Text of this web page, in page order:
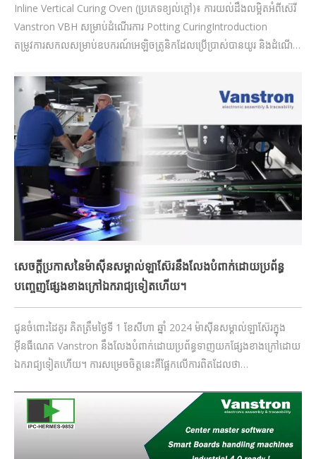
Inline Vertical Curing Oven (ប្រភេទខ្យល់ក្តៅ)៖ ការយល់ដឹងលម្អិតអំពីស៊េរី
Vanstron VBH សម្រាប់ដំណើរការ Potting CuringIntroduction
តម្រូវការសកលសម្រាប់ឧបករណ៍អេឡិចត្រូនិកដែលប្រើប្រាស់បានយូរ និងដំណើរ
ធាតុសំខាន់ៗផ្សេងទៀត
សេចក្តីប្រកាសនៃម៉ាស៊ីនសម្គាល់ឡាស៊ែរនឹងលែងបំពាក់ដោយប្រព័ន្ធ
បញ្ចេញផ្សែងខាងក្រៅឯករាជ្យទៀតហើយ។
ជូនចំពោះដៃគូរ គិតត្រឹមថ្ងៃទី 1 ខែសីហា ឆ្នាំ 2024 ម៉ាស៊ីនសម្គាល់ឡាស៊ែរក្នុង
អ៊ីនធឺណេត Vanstron នឹងលែងបំពាក់ដោយប្រព័ន្ធទាញយកផ្សែងខាងក្រៅដោយ
ឯករាជ្យទៀតហើយ។ ការសម្រេចចិត្តនេះគឺផ្អែកលើការពិតដែលថា
សម្រាប់យើងក្នុងការធានា com